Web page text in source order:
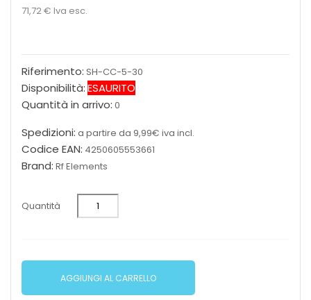
71,72 € Iva esc.
Riferimento: SH-CC-5-30
Disponibilità:ESAURITO
Quantità in arrivo: 0
Spedizioni: a partire da 9,99€ iva incl.
Codice EAN: 4250605553661
Brand: Rf Elements
Quantità
AGGIUNGI AL CARRELLO